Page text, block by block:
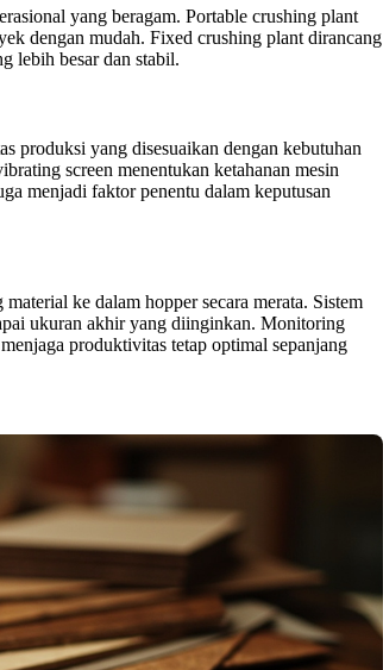
yang beragam. Portable crushing plant
dengan mudah. Fixed crushing plant dirancang
lebih besar dan stabil.
produksi yang disesuaikan dengan kebutuhan
screen menentukan ketahanan mesin
menjadi faktor penentu dalam keputusan
ke dalam hopper secara merata. Sistem
ukuran akhir yang diinginkan. Monitoring
produktivitas tetap optimal sepanjang